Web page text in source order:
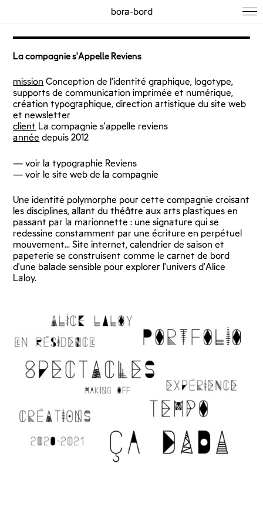
bora-bord
La compagnie s'Appelle Reviens
mission Conception de l'identité graphique, logotype,
supports de communication imprimée et numérique,
création typographique, direction artistique du site web
et newsletter
client La compagnie s'appelle reviens
année depuis 2012
—voir la typographie Reviens
—voir le site web de la compagnie
Une identité polymorphe pour cette compagnie croisant
les disciplines, allant du théâtre aux arts plastiques en
passant par la marionnette : une signature qui se
redessine constamment par une écriture en perpétuel
mouvement… Site internet, calendrier de saison et
papeterie se construisent comme le carnet de bord
d'une balade sensible pour explorer l'univers d'Alice
Laloy.